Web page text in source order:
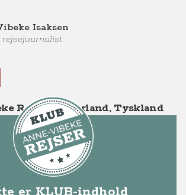
Isaksen
Rejser - Sauerland, Tyskland